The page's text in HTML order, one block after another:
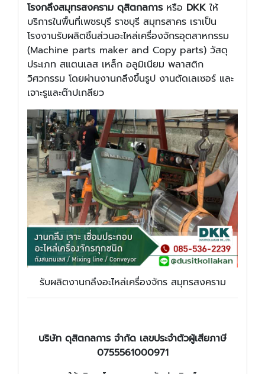
โรงกลึงสมุทรสงคราม ดุสิตกลการ หรือ DKK ให้
บริการในพื้นที่เพชรบุรี ราชบุรี สมุทรสาคร เราเป็น
โรงงานรับผลิตชิ้นส่วนอะไหล่เครื่องจักรอุตสาหกรรม
(Machine parts maker and Copy parts) วัสดุ
ประเภท สแตนเลส เหล็ก อลูมิเนียม พลาสติก
วิศวกรรม โดยผ่านงานกลึงขึ้นรูป งานตัดเลเซอร์ และ
เจาะรูและต๊าปเกลียว
รับผลิตงานกลึงอะไหล่เครื่องจักร สมุทรสงคราม
บริษัท ดุสิตกลการ จำกัด เลขประจำตัวผู้เสียภาษี
0755561000971